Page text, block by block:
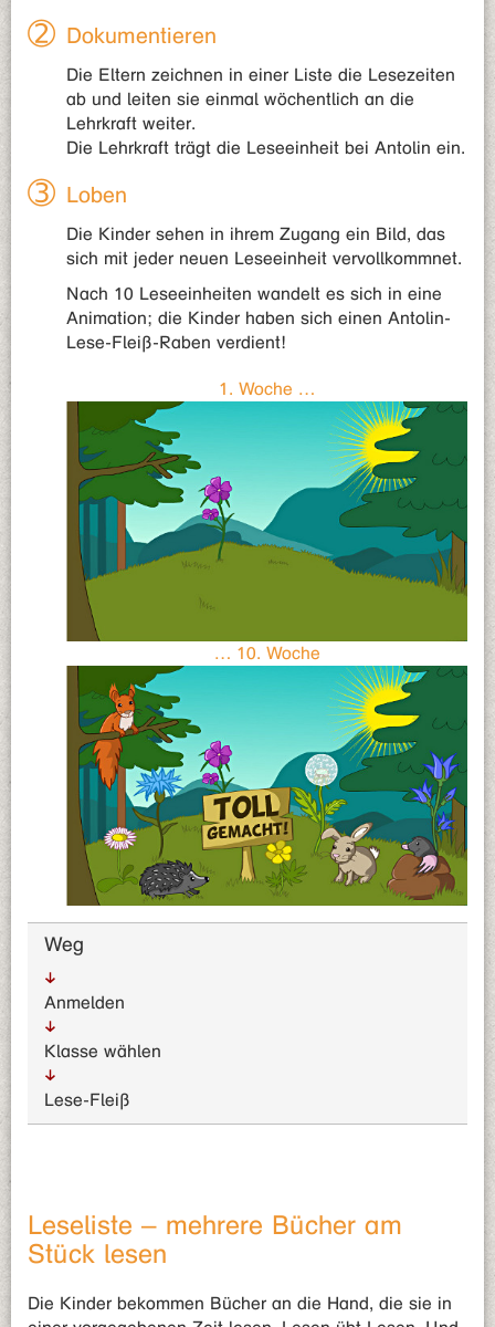
Dokumentieren
Die Eltern zeichnen in einer Liste die Lesezeiten
ab und leiten sie einmal wöchentlich an die
Lehrkraft weiter.
Die Lehrkraft trägt die Leseeinheit bei Antolin ein.
Loben
Die Kinder sehen in ihrem Zugang ein Bild, das
sich mit jeder neuen Leseeinheit vervollkommnet.
Nach 10 Leseeinheiten wandelt es sich in eine
Animation; die Kinder haben sich einen Antolin-
Lese-Fleiß-Raben verdient!
1. Woche …
… 10. Woche
Weg
Anmelden
Klasse wählen
Lese-Fleiß
Leseliste – mehrere Bücher am
Stück lesen
Die Kinder bekommen Bücher an die Hand, die sie in